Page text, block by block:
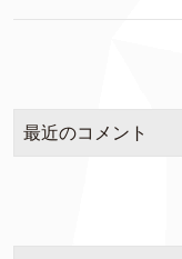
最近のコメント